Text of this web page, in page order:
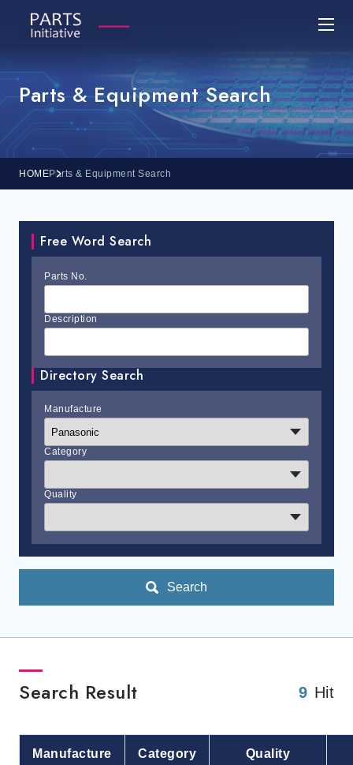
Parts & Equipment Search
HOMEParts & Equipment Search
Free Word Search
Parts No.
Description
Directory Search
Manufacture
Category
Quality
Search
Search Result 9 Hit
Manufacture Category Quality